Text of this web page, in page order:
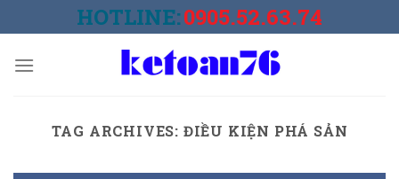
to
HOTLINE:0905.52.63.74
TAG ARCHIVES: ĐIỀU KIỆN PHÁ SẢN